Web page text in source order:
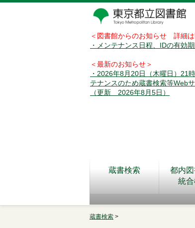
＜図書館からのお知らせ 詳細
・メンテナンス日程、IDの有効
＜最新のお知らせ＞
・2026年8月20日（木曜日）21
テナンスのため蔵書検索等Web
（更新 2026年8月5日）
蔵書検索
都内
統
蔵書検索 >